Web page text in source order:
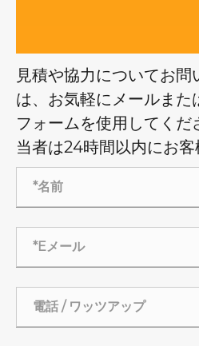
見積や協力についてお
は、お気軽にメールまた
フォームを使用してくだ
当者は24時間以内にお客